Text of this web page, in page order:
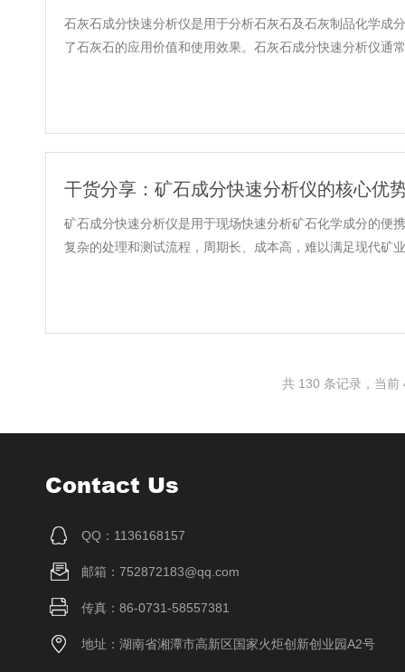
石灰石成分快速分析仪是用于分析石灰石及石灰制品化学成
了石灰石的应用价值和使用效果。石灰石成分快速分析仪通
干货分享：矿石成分快速分析仪的核心优
矿石成分快速分析仪是用于现场快速分析矿石化学成分的便
复杂的处理和测试流程，周期长、成本高，难以满足现代矿
共 130 条记录，当
Contact Us
QQ：1136168157
邮箱：752872183@qq.com
传真：86-0731-58557381
地址：湖南省湘潭市高新区国家火炬创新创业园A2号